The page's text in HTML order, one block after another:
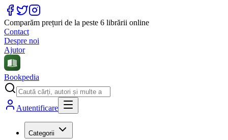
Comparăm prețuri de la peste 6 librării online
Contact
Despre noi
Ajutor
Bookpedia
Autentificare
Categorii